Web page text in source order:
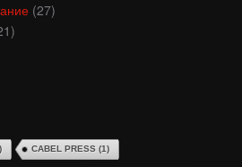
(27)
CABEL PRESS(1)